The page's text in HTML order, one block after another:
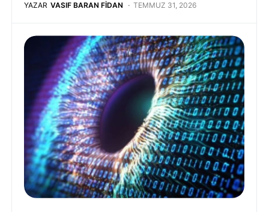
YAZAR VASIF BARAN FIDAN TEMMUZ 31, 2026